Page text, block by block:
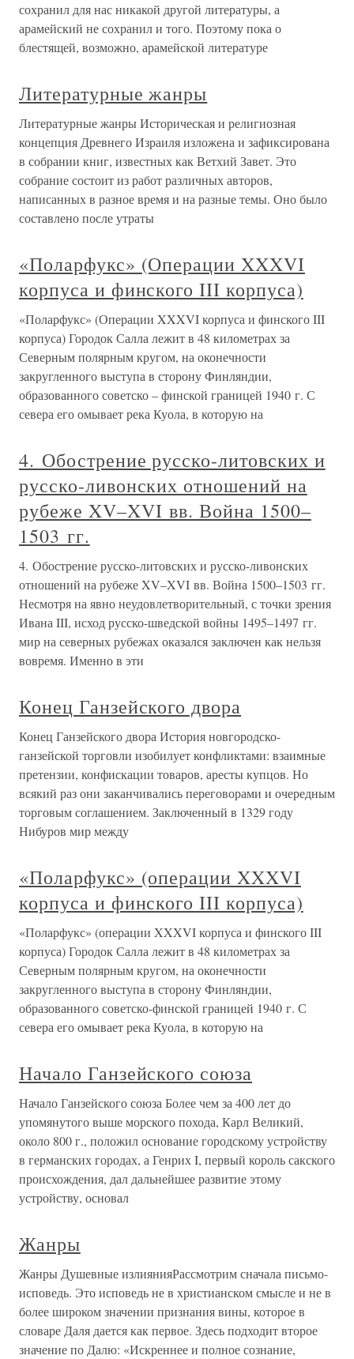
сохранил для нас никакой другой литературы, а
арамейский не сохранил и того. Поэтому пока о
блестящей, возможно, арамейской литературе
Литературные жанры
Литературные жанры Историческая и религиозная
концепция Древнего Израиля изложена и зафиксирована
в собрании книг, известных как Ветхий Завет. Это
собрание состоит из работ различных авторов,
написанных в разное время и на разные темы. Оно было
составлено после утраты
«Поларфукс» (Операции XXXVI
корпуса и финского III корпуса)
«Поларфукс» (Операции XXXVI корпуса и финского III
корпуса) Городок Салла лежит в 48 километрах за
Северным полярным кругом, на оконечности
закругленного выступа в сторону Финляндии,
образованного советско – финской границей 1940 г. С
севера его омывает река Куола, в которую на
4. Обострение русско-литовских и
русско-ливонских отношений на
рубеже XV–XVI вв. Война 1500–
1503 гг.
4. Обострение русско-литовских и русско-ливонских
отношений на рубеже XV–XVI вв. Война 1500–1503 гг.
Несмотря на явно неудовлетворительный, с точки зрения
Ивана III, исход русско-шведской войны 1495–1497 гг.
мир на северных рубежах оказался заключен как нельзя
вовремя. Именно в эти
Конец Ганзейского двора
Конец Ганзейского двора История новгородско-
ганзейской торговли изобилует конфликтами: взаимные
претензии, конфискации товаров, аресты купцов. Но
всякий раз они заканчивались переговорами и очередным
торговым соглашением. Заключенный в 1329 году
Нибуров мир между
«Поларфукс» (операции XXXVI
корпуса и финского III корпуса)
«Поларфукс» (операции XXXVI корпуса и финского III
корпуса) Городок Салла лежит в 48 километрах за
Северным полярным кругом, на оконечности
закругленного выступа в сторону Финляндии,
образованного советско-финской границей 1940 г. С
севера его омывает река Куола, в которую на
Начало Ганзейского союза
Начало Ганзейского союза Более чем за 400 лет до
упомянутого выше морского похода, Карл Великий,
около 800 г., положил основание городскому устройству
в германских городах, а Генрих I, первый король сакского
происхождения, дал дальнейшее развитие этому
устройству, основал
Жанры
Жанры Душевные излиянияРассмотрим сначала письмо-
исповедь. Это исповедь не в христианском смысле и не в
более широком значении признания вины, которое в
словаре Даля дается как первое. Здесь подходит второе
значение по Далю: «Искреннее и полное сознание,